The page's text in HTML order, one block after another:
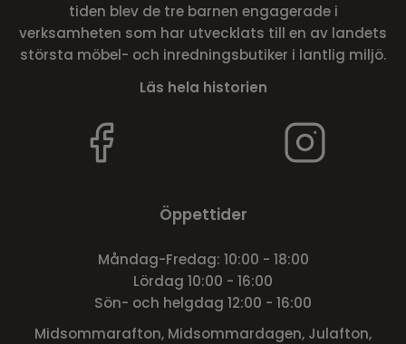
tiden blev de tre barnen engagerade i
verksamheten som har utvecklats till en av landets
största möbel- och inredningsbutiker i lantlig miljö.
Läs hela historien
Öppettider
Måndag-Fredag: 10:00 - 18:00
Lördag 10:00 - 16:00
Sön- och helgdag 12:00 - 16:00
Midsommarafton, Midsommardagen, Julafton,